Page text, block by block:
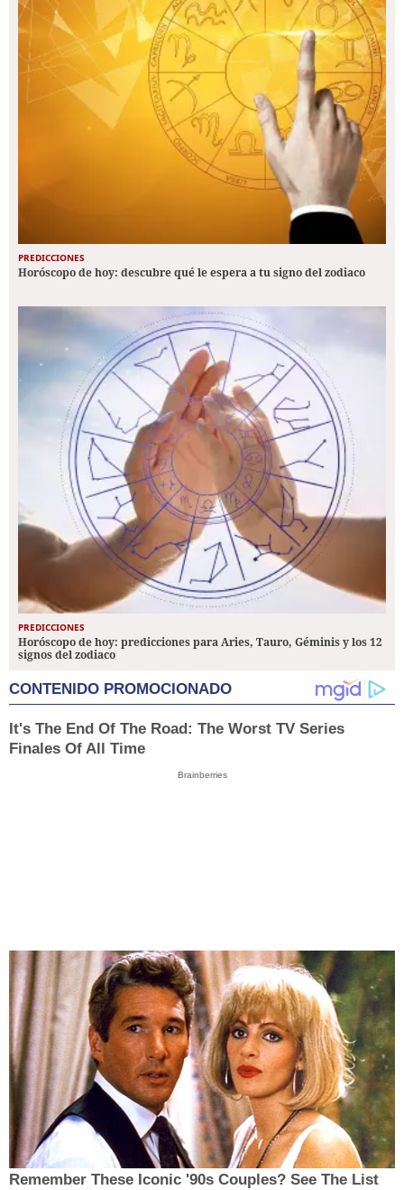
PREDICCIONES
Horóscopo de hoy: descubre qué le espera a tu signo del zodiaco
PREDICCIONES
Horóscopo de hoy: predicciones para Aries, Tauro, Géminis y los 12
signos del zodiaco
CONTENIDO PROMOCIONADO
It's The End Of The Road: The Worst TV Series
Finales Of All Time
Brainberries
Remember These Iconic '90s Couples? See The List